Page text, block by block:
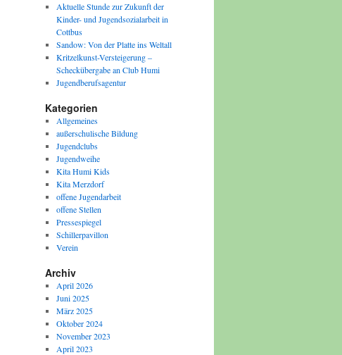
Aktuelle Stunde zur Zukunft der
Kinder- und Jugendsozialarbeit in
Cottbus
Sandow: Von der Platte ins Weltall
Kritzelkunst-Versteigerung –
Scheckübergabe an Club Humi
Jugendberufsagentur
Kategorien
Allgemeines
außerschulische Bildung
Jugendclubs
Jugendweihe
Kita Humi Kids
Kita Merzdorf
offene Jugendarbeit
offene Stellen
Pressespiegel
Schillerpavillon
Verein
Archiv
April 2026
Juni 2025
März 2025
Oktober 2024
November 2023
April 2023